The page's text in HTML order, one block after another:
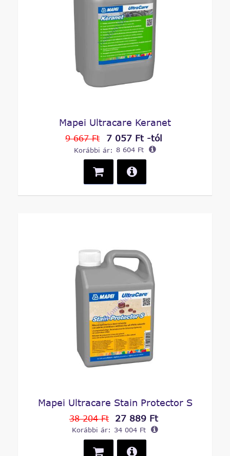
Mapei Ultracare Keranet
9 667 Ft 7 057 Ft -tól
Korábbi ár: 8 604 Ft
Mapei Ultracare Stain Protector S
38 204 Ft 27 889 Ft
Korábbi ár: 34 004 Ft